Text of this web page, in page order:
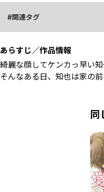
関連タグ
あらすじ／作品情報
綺麗な顔してケンカっ早い
そんなある日、知也は家の前
同